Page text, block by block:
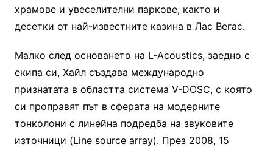
храмове и увеселителни паркове, както и
десетки от най-известните казина в Лас Вегас.
Малко след основането на L-Acoustics, заедно с
екипа си, Хайл създава международно
признатата в областта система V-DOSC, с която
си проправят път в сферата на модерните
тонколони с линейна подредба на звуковите
източници (Line source array). През 2008, 15